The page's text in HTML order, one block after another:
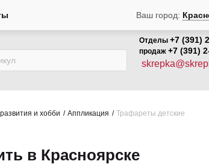
Ваш город:
Отделы +7 (391)
продаж +7 (391)
и хобби Аппликация Трафареты детские
в Красноярске